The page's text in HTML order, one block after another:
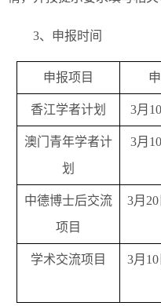
3、申报时间
申报项目
香江学者计划 3月
澳门青年学者计
划
3月
中德博士后交流
项目
3月20
学术交流项目 3月10